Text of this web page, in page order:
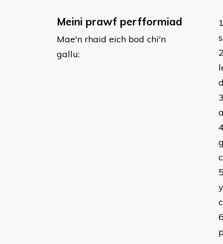
Meini prawf perfformiad
Mae'n rhaid eich bod chi'n
gallu: